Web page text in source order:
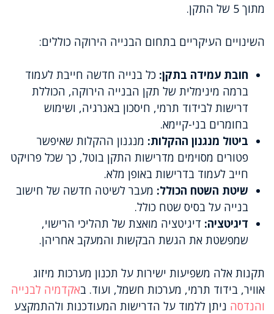
מתוך 5 של התקן.
השינויים העיקריים בתחום הבנייה הירוקה כוללים:
חובת עמידה בתקן: כל בנייה חדשה חייבת לעמוד
ברמה מינימלית של תקן הבנייה הירוקה, הכוללת
דרישות לבידוד תרמי, חיסכון באנרגיה, ושימוש
בחומרים בני-קיימא.
ביטול מנגנון ההקלות: מנגנון ההקלות שאיפשר
פטורים מסוימים מדרישות התקן בוטל, כך שכל פרויקט
חייב לעמוד בדרישות באופן מלא.
שיטת השטח הכולל: מעבר לשיטה חדשה של חישוב
בנייה על בסיס שטח כולל.
דיגיטציה: דיגיטציה מואצת של תהליכי הרישוי,
שמפשטת את הגשת הבקשות והמעקב אחריהן.
תקנות אלה משפיעות ישירות על תכנון מערכות מיזוג
אוויר, בידוד תרמי, מערכות חשמל, ועוד. באקדמיה לבנייה
והנדסה ניתן ללמוד על הדרישות המעודכנות ולהתמקצע